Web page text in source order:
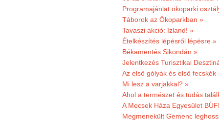
Programajánlat ökoparki
Táborok az Ökoparkban »
Tavaszi akció: Izland! »
Ételkészítés lépésről lépésre »
Békamentés Sikondán »
Jelentkezés Turisztikai
Az első gólyák és első fecskék
Mi lesz a varjakkal? »
Ahol a természet és tudás
A Mecsek Háza Egyesület
Megmenekült Gemenc